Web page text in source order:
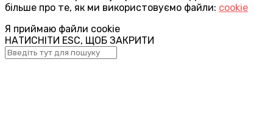
більше про те, як ми використовуємо файли: cookie
Я приймаю файли cookie
НАТИСНІТИ ESC, ЩОБ ЗАКРИТИ